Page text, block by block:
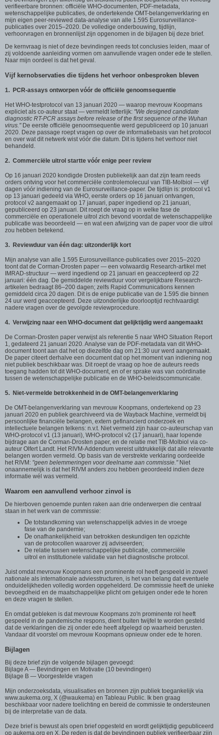
verifieerbare bronnen: officiële WHO-documenten, PDF-metadata,
wetenschappelijke publicaties, de ondertekende OMT-belangenverklaring en
mijn eigen peer-reviewed data-analyse van alle 1.595 Eurosurveillance-
publicaties over 2015–2020. De volledige onderbouwing, tijdlijn,
verhoorvragen en bronnenlijst zijn opgenomen in de bijlagen bij deze brief.
De kernvraag is niet of deze bevindingen reeds tot conclusies leiden, maar of
zij voldoende aanleiding vormen om aanvullende vragen onder ede te stellen.
Naar mijn oordeel is dat het geval.
Vijf kernobservaties die tijdens het verhoor onbesproken bleven
1. PCR-assays ontworpen vóór de officiële genoomsequentie
Het WHO-testprotocol van 13 januari 2020 — waarop mevrouw Koopmans
expliciet als co-auteur staat — vermeldt letterlijk: "We designed candidate
diagnostic RT-PCR assays before release of the first sequence of the Wuhan
virus."De eerste officiële genoomsequentie werd gepubliceerd op 10 januari
2020. Deze passage roept vragen op over de informatiebasis van het protocol
en over wat dit netwerk wist vóór die datum. Dit is tijdens het verhoor niet
behandeld.
2. Commerciële uitrol startte vóór enige peer review
Op 16 januari 2020 kondigde Drosten publiekelijk aan dat zijn team reeds
orders ontving voor het commerciële controlemolecuul van TIB-Molbiol — vijf
dagen vóór indiening van de Eurosurveillance-paper. De tijdlijn is: protocol v1
op 13 januari gedeeld via WHO, eerste orders op 16 januari ontvangen,
protocol v2 aangemaakt op 17 januari, paper ingediend op 21 januari,
gepubliceerd op 23 januari. Dit roept de vraag op in welke fase de
commerciële en operationele uitrol zich bevond voordat de wetenschappelijke
publicatie was beoordeeld — en wat een afwijzing van de paper voor die uitrol
zou hebben betekend.
3. Reviewduur van één dag: uitzonderlijk kort
Mijn analyse van alle 1.595 Eurosurveillance-publicaties over 2015–2020
toont dat de Corman-Drosten paper — een volwaardig Research-artikel met
IMRAD-structuur — werd ingediend op 21 januari en geaccepteerd op 22
januari: één dag. De gemiddelde reviewduur voor vergelijkbare Research-
artikelen bedraagt 86–200 dagen; zelfs Rapid Communications kennen
gemiddeld circa 20 dagen. Dit is de enige publicatie van de 1.595 die binnen
24 uur werd geaccepteerd. Deze uitzonderlijke doorlooptijd rechtvaardigt
nadere vragen over de gevolgde reviewprocedure.
4. Verwijzing naar een WHO-document dat gelijktijdig werd aangemaakt
De Corman-Drosten paper verwijst als referentie 5 naar WHO Situation Report
1, gedateerd 21 januari 2020. Analyse van de PDF-metadata van dit WHO-
document toont aan dat het op diezelfde dag om 21:30 uur werd aangemaakt.
De paper citeert derhalve een document dat op het moment van indiening nog
niet publiek beschikbaar was. Dit roept de vraag op hoe de auteurs reeds
toegang hadden tot dit WHO-document, en of er sprake was van coördinatie
tussen de wetenschappelijke publicatie en de WHO-beleidscommunicatie.
5. Niet-vermelde betrokkenheid in de OMT-belangenverklaring
De OMT-belangenverklaring van mevrouw Koopmans, ondertekend op 23
januari 2020 en publiek gearchiveerd via de Wayback Machine, vermeldt bij
persoonlijke financiële belangen, extern gefinancierd onderzoek en
intellectuele belangen telkens: n.v.t. Niet vermeld zijn haar co-auteurschap van
WHO-protocol v1 (13 januari), WHO-protocol v2 (17 januari), haar lopende
bijdrage aan de Corman-Drosten paper, en de relatie met TIB-Molbiol via co-
auteur Olfert Landt. Het RIVM-Addendum vereist uitdrukkelijk dat alle relevante
belangen worden vermeld. Op basis van de verstrekte verklaring oordeelde
het RIVM: "geen belemmeringen voor deelname aan commissie."Niet
onaannemelijk is dat het RIVM anders zou hebben geoordeeld indien deze
informatie wél was vermeld.
Waarom een aanvullend verhoor zinvol is
De hierboven genoemde punten raken aan drie onderwerpen die centraal
staan in het werk van de commissie:
De totstandkoming van wetenschappelijk advies in de vroege
fase van de pandemie;
De onafhankelijkheid van betrokken deskundigen ten opzichte
van de protocollen waarover zij adviseerden;
De relatie tussen wetenschappelijke publicatie, commerciële
uitrol en institutionele validatie van het diagnostische protocol.
Juist omdat mevrouw Koopmans een prominente rol heeft gespeeld in zowel
nationale als internationale adviesstructuren, is het van belang dat eventuele
onduidelijkheden volledig worden opgehelderd. De commissie heeft de unieke
bevoegdheid en de maatschappelijke plicht om getuigen onder ede te horen
en deze vragen te stellen.
En omdat gebleken is dat mevrouw Koopmans zo'n prominente rol heeft
gespeeld in de pandemische respons, dient buiten twijfel te worden gesteld
dat de verklaringen die zij onder ede heeft afgelegd op waarheid berusten.
Vandaar dit voorstel om mevrouw Koopmans opnieuw onder ede te horen.
Bijlagen
Bij deze brief zijn de volgende bijlagen gevoegd:
Bijlage A — Bevindingen en Motivatie (10 bevindingen)
Bijlage B — Voorgestelde vragen
Mijn onderzoeksdata, visualisaties en bronnen zijn publiek toegankelijk via
www.aukema.org, X (@waukema) en Tableau Public. Ik ben graag
beschikbaar voor nadere toelichting en bereid de commissie te ondersteunen
bij de interpretatie van de data.
Deze brief is bewust als open brief opgesteld en wordt gelijktijdig gepubliceerd
op aukema.org en X. De reden is dat de bevindingen publiek verifieerbaar zijn